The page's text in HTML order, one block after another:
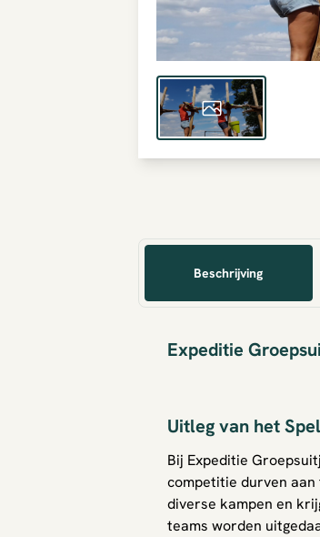
Beschrijving
Expeditie
Uitleg van het Spel
Bij Expeditie
competitie durven
diverse kampen en
teams worden